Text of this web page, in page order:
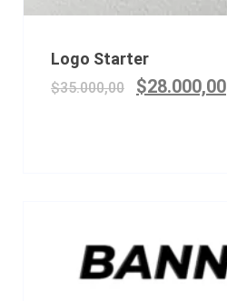
Logo Starter
$35.000,00 $28.000,00